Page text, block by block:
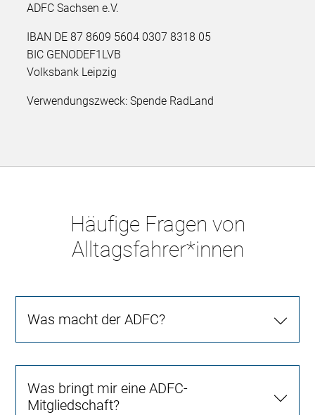
ADFC Sachsen e.V.
IBAN DE 87 8609 5604 0307 8318 05
BIC GENODEF1LVB
Volksbank Leipzig
Verwendungszweck: Spende RadLand
Häufige Fragen von
Alltagsfahrer*innen
Was macht der ADFC?
Was bringt mir eine ADFC-
Mitgliedschaft?